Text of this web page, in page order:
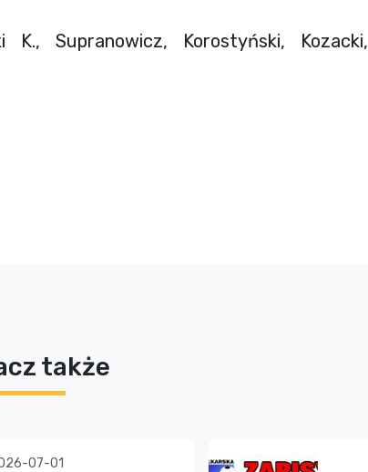
K., Supranowicz, Korostyński, Kozacki,
także
07-01